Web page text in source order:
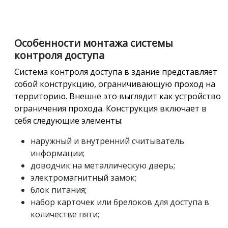
Особенности монтажа системы
контроля доступа
Система контроля доступа в здание представляет
собой конструкцию, ограничивающую проход на
территорию. Внешне это выглядит как устройство
ограничения прохода. Конструкция включает в
себя следующие элементы:
наружный и внутренний считыватель
информации;
доводчик на металлическую дверь;
электромагнитный замок;
блок питания;
набор карточек или брелоков для доступа в
количестве пяти;